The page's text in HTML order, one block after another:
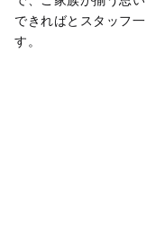
できればとスタッフ
す。